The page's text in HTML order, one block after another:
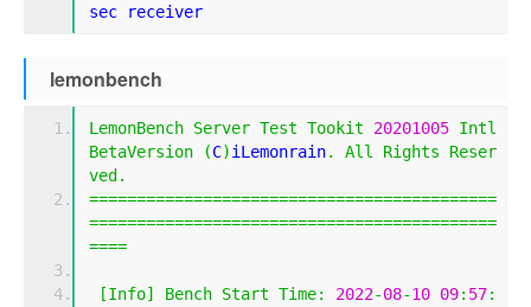
sec receiver
lemonbench
LemonBench Server Test Tookit 20201005 Intl
BetaVersion
(C)iLemonrain. All Rights
Reser
ved .
===========================================
===========================================
====
[Info] Bench Start Time: 2022-08-10 09: 57: